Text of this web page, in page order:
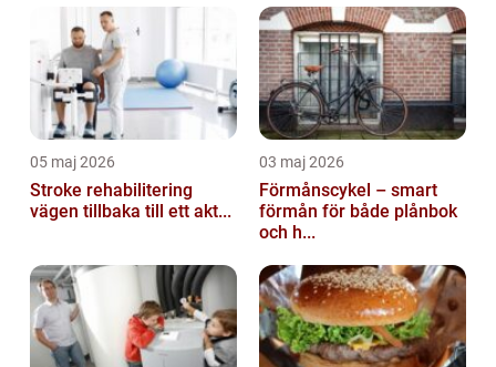
05 maj 2026
Stroke rehabilitering
vägen tillbaka till ett akt...
03 maj 2026
Förmånscykel – smart
förmån för både plånbok
och h...